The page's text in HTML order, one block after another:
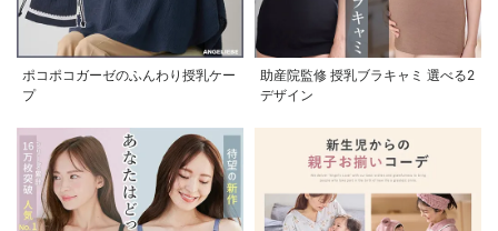
ポコポコガーゼのふんわり授乳ケー
プ
助産院監修 授乳ブラキャミ 選べる2
デザイン